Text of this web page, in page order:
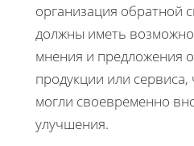
организация обратной
должны иметь
мнения и предложения
продукции или
могли своевременно
улучшения.